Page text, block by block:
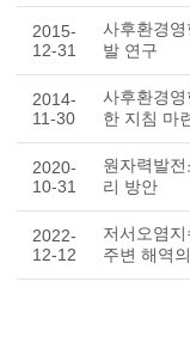
2015-
12-31
사후환경
발 연구
2014-
11-30
사후환경
한 지침 마
2020-
10-31
원자력발
리 방안
2022-
12-12
저서오염
주변 해역